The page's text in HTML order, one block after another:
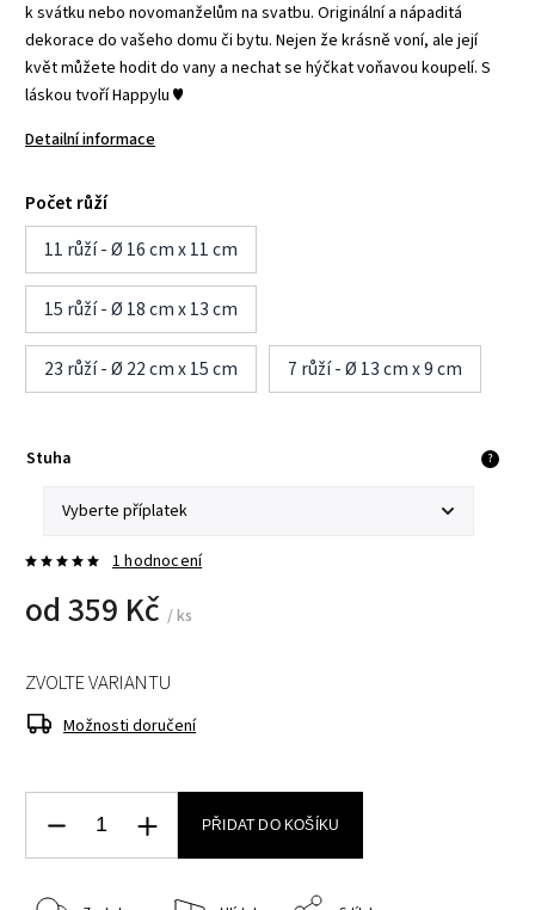
k svátku nebo novomanželům na svatbu. Originální a nápaditá
dekorace do vašeho domu či bytu. Nejen že krásně voní, ale její
květ můžete hodit do vany a nechat se hýčkat voňavou koupelí. S
láskou tvoří Happylu ♥
Detailní informace
Počet růží
11 růží - Ø 16 cm x 11 cm
15 růží - Ø 18 cm x 13 cm
23 růží - Ø 22 cm x 15 cm 7 růží - Ø 13 cm x 9 cm
Stuha ?
1 hodnocení
od 359 Kč / ks
ZVOLTE VARIANTU
Možnosti doručení
PŘIDAT DO KOŠÍKU